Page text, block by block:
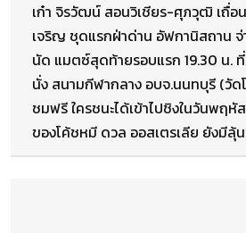
เก๋า จิรวัฒน์ สอนวิเชียร-ศุภวุฒิ เถื่
เจริญ ชุดแรกฝ่าด่าน อัฟกานิสถาน
นัด แมตซ์สุดท้ายรอบแรก 19.30 น.
นั่ง สนามกีฬากลาง อบจ.นนทบุรี (วั
ชมฟรี ใครชนะได้เข้าไปชิงในวันพฤหั
ของโค้ชหมี ดวล ออสเตรเลีย ยังมีลุ้